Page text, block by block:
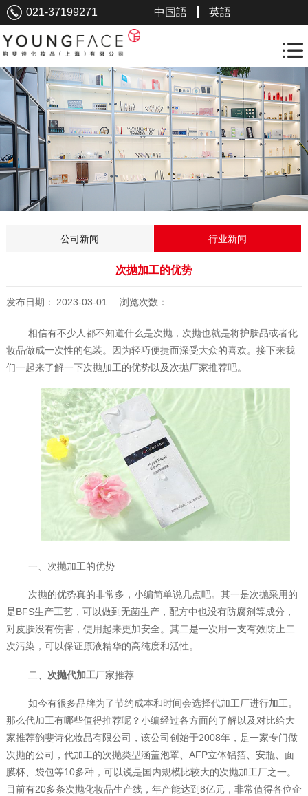
021-37199271 英語
中国語
公司新闻 行业新闻
次抛加工的优势
发布日期： 2023-03-01 浏览次数：
相信有不少人都不知道什么是次抛，次抛也就是将护肤品或者化
妆品做成一次性的包装。因为轻巧便捷而深受大众的喜欢。接下来我
们一起来了解一下次抛加工的优势以及次抛厂家推荐吧。
一、次抛加工的优势
次抛的优势真的非常多，小编简单说几点吧。其一是次抛采用的
是BFS生产工艺，可以做到无菌生产，配方中也没有防腐剂等成分，
对皮肤没有伤害，使用起来更加安全。其二是一次用一支有效防止二
次污染，可以保证原液精华的高纯度和活性。
二、 次抛代加工‍厂家推荐
如今有很多品牌为了节约成本和时间会选择代加工厂进行加工。
那么代加工有哪些值得推荐呢？小编经过各方面的了解以及对比给大
家推荐韵斐诗化妆品有限公司，该公司创始于2008年，是一家专门做
次抛的公司，代加工的次抛类型涵盖泡罩、AFP立体铝箔、安瓶、面
膜杯、袋包等10多种，可以说是国内规模比较大的次抛加工厂之一。
目前有20多条次抛化妆品生产线，年产能达到8亿元，非常值得各位企